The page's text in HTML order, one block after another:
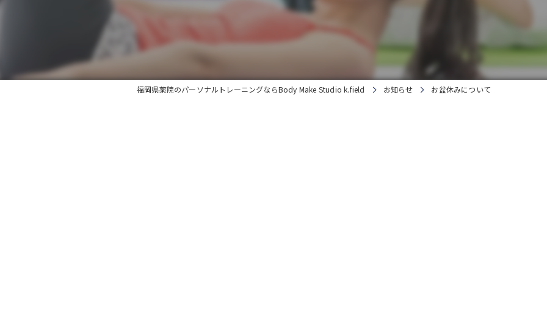
福岡県薬院のパーソナルトレーニングならBody Make Studio k.field お知らせ お盆休みについて